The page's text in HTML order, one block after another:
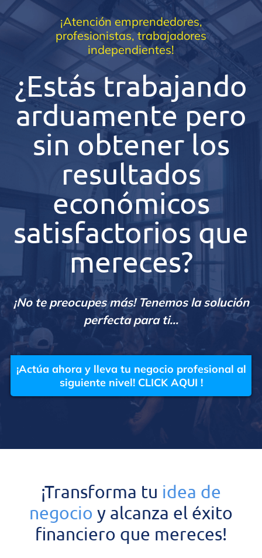
¡Atención emprendedores,
profesionistas, trabajadores
independientes!
¿Estás trabajando
arduamente pero
sin obtener los
resultados
económicos
satisfactorios que
mereces?
¡No te preocupes más! Tenemos la solución
perfecta para ti...
¡Actúa ahora y lleva tu negocio profesional al
siguiente nivel! CLICK AQUI !
¡Transforma tu idea de
negocio y alcanza el éxito
financiero que mereces!